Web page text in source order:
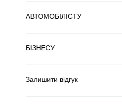
АВТОМОБІЛІСТУ
БІЗНЕСУ
Залишити відгук